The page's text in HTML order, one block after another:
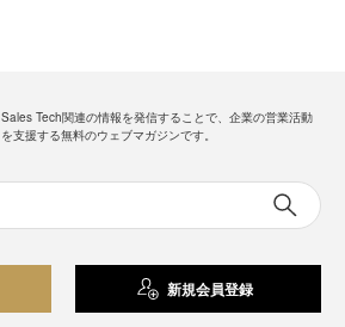
Sales Tech関連の情報を発信することで、企業の営業活動
を支援する無料のウェブマガジンです。
新規会員登録